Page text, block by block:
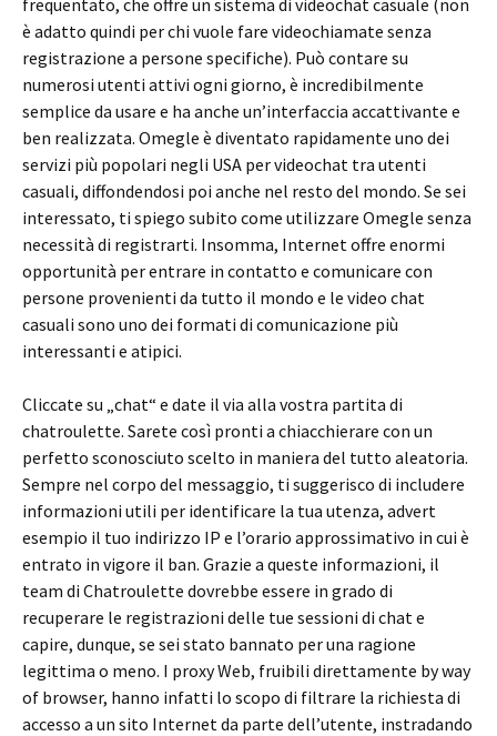
frequentato, che offre un sistema di videochat casuale (non
è adatto quindi per chi vuole fare videochiamate senza
registrazione a persone specifiche). Può contare su
numerosi utenti attivi ogni giorno, è incredibilmente
semplice da usare e ha anche un’interfaccia accattivante e
ben realizzata. Omegle è diventato rapidamente uno dei
servizi più popolari negli USA per videochat tra utenti
casuali, diffondendosi poi anche nel resto del mondo. Se sei
interessato, ti spiego subito come utilizzare Omegle senza
necessità di registrarti. Insomma, Internet offre enormi
opportunità per entrare in contatto e comunicare con
persone provenienti da tutto il mondo e le video chat
casuali sono uno dei formati di comunicazione più
interessanti e atipici.
Cliccate su „chat“ e date il via alla vostra partita di
chatroulette. Sarete così pronti a chiacchierare con un
perfetto sconosciuto scelto in maniera del tutto aleatoria.
Sempre nel corpo del messaggio, ti suggerisco di includere
informazioni utili per identificare la tua utenza, advert
esempio il tuo indirizzo IP e l’orario approssimativo in cui è
entrato in vigore il ban. Grazie a queste informazioni, il
team di Chatroulette dovrebbe essere in grado di
recuperare le registrazioni delle tue sessioni di chat e
capire, dunque, se sei stato bannato per una ragione
legittima o meno. I proxy Web, fruibili direttamente by way
of browser, hanno infatti lo scopo di filtrare la richiesta di
accesso a un sito Internet da parte dell’utente, instradando